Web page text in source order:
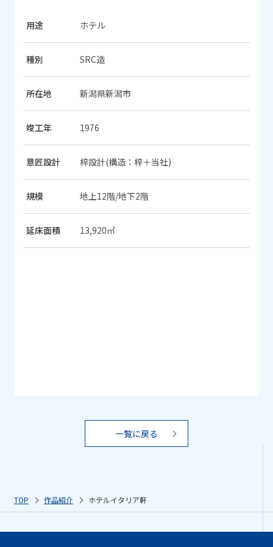
用途 ホテル
種別 SRC造
所在地 新潟県新潟市
竣工年 1976
意匠設計 梓設計(構造：梓＋当社)
規模 地上12階/地下2階
延床面積 13,920㎡
一覧に戻る
TOP 作品紹介 ホテルイタリア軒